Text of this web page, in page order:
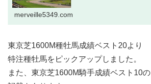
merveille5349.com
東京芝1600M種牡馬成績ベスト20より
特注種牡馬をピックアップしました。
また、東京芝1600M騎手成績ベスト10の